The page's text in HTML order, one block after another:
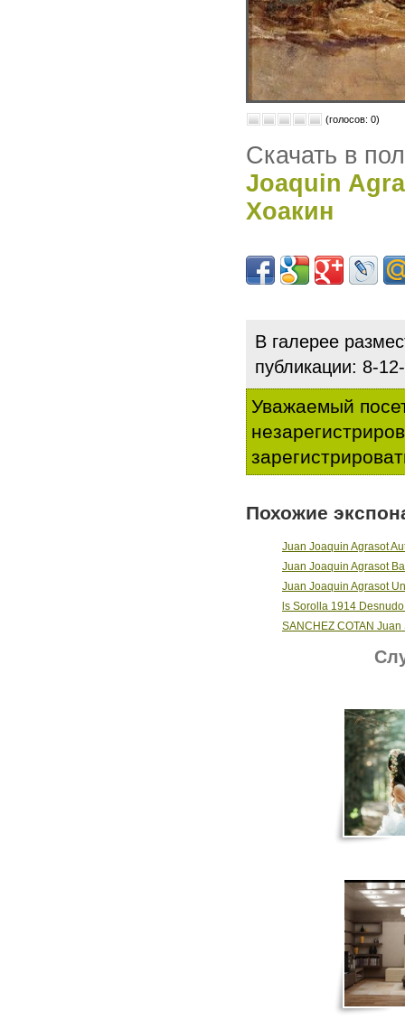
(голосов: 0)
Скачать в
Joaquin
Хоакин
В галерее
публикации: 8-
Уважаемый
Похожие
Juan Joaquin Agrasot
Juan Joaquin Agrasot
Juan Joaquin Agrasot
ls Sorolla 1914
SANCHEZ COTAN